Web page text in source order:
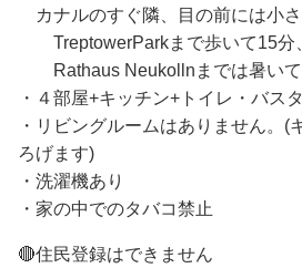
カナルのすぐ隣、目の前には小さ
TreptowerParkまで歩いて15分
Rathaus Neukollnまでは暑いて
・４部屋+キッチン+トイレ・バスタ
・リビングルームはありません。(
ろげます)
・洗濯機あり
・家の中でのタバコ禁止
🔴住民登録はできません